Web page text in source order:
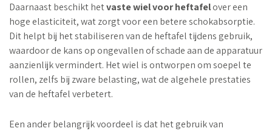
Daarnaast beschikt hetvaste wiel voor heftafelover een
hoge elasticiteit, wat zorgt voor een betere schokabsorptie.
Dit helpt bij het stabiliseren van de heftafel tijdens gebruik,
waardoor de kans op ongevallen of schade aan de apparatuur
aanzienlijk vermindert. Het wiel is ontworpen om soepel te
rollen, zelfs bij zware belasting, wat de algehele prestaties
van de heftafel verbetert.
Een ander belangrijk voordeel is dat het gebruik van